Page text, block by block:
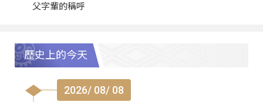
父字輩的稱呼
歷史上的今天
2026/ 08/ 08